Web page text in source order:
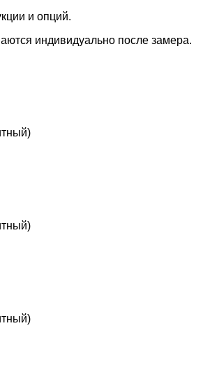
и опций.
индивидуально после замера.